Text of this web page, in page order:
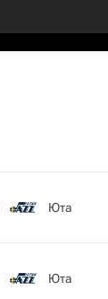
Юта
Юта